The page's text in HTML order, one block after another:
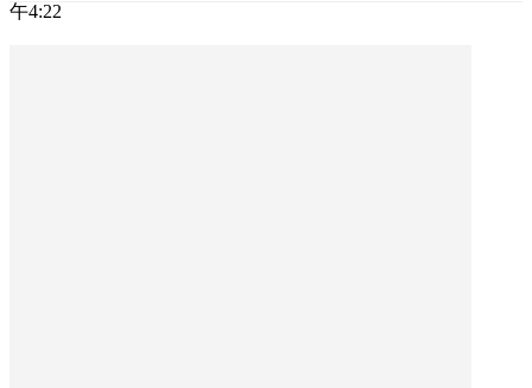
午4:22